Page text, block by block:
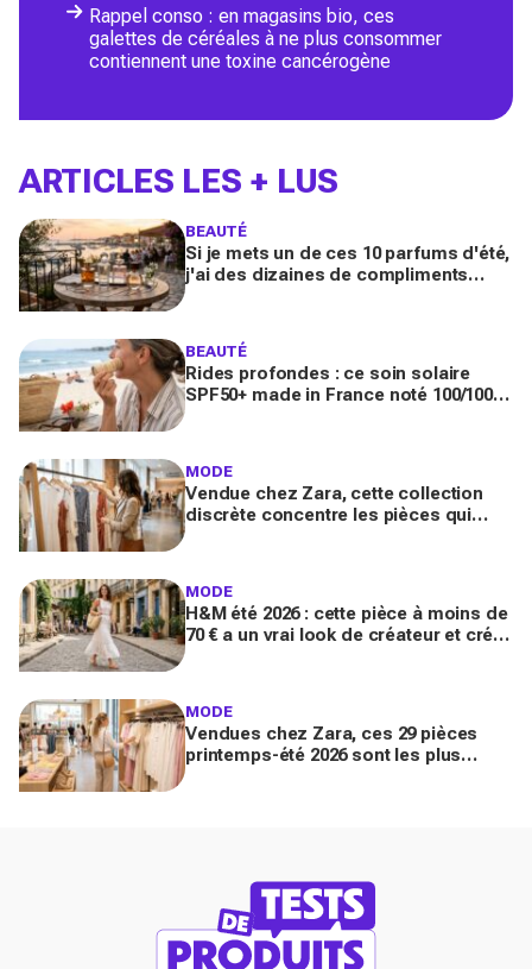
Rappel conso : en magasins bio, ces
galettes de céréales à ne plus consommer
contiennent une toxine cancérogène
ARTICLES LES + LUS
BEAUTÉ
Si je mets un de ces 10 parfums d'été,
j'ai des dizaines de compliments
BEAUTÉ
Rides profondes : ce soin solaire
SPF50+ made in France noté 100/100
MODE
Vendue chez Zara, cette collection
discrète concentre les pièces qui
MODE
H&M été 2026 : cette pièce à moins de
70 € a un vrai look de créateur et crée
MODE
Vendues chez Zara, ces 29 pièces
printemps-été 2026 sont les plus